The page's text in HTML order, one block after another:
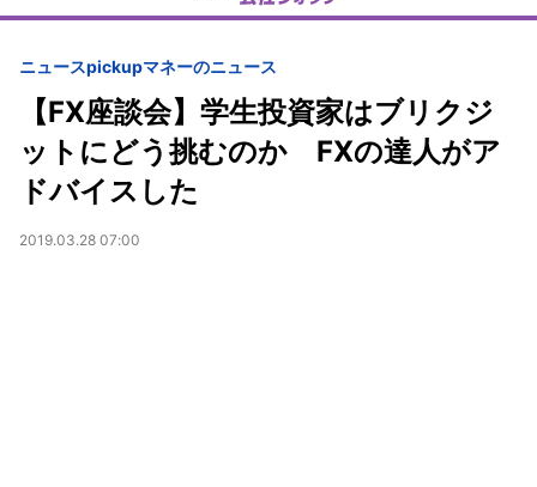
ニュースpickupマネーのニュース
【FX座談会】学生投資家はブリクジ
ットにどう挑むのか FXの達人がア
ドバイスした
2019.03.28 07:00